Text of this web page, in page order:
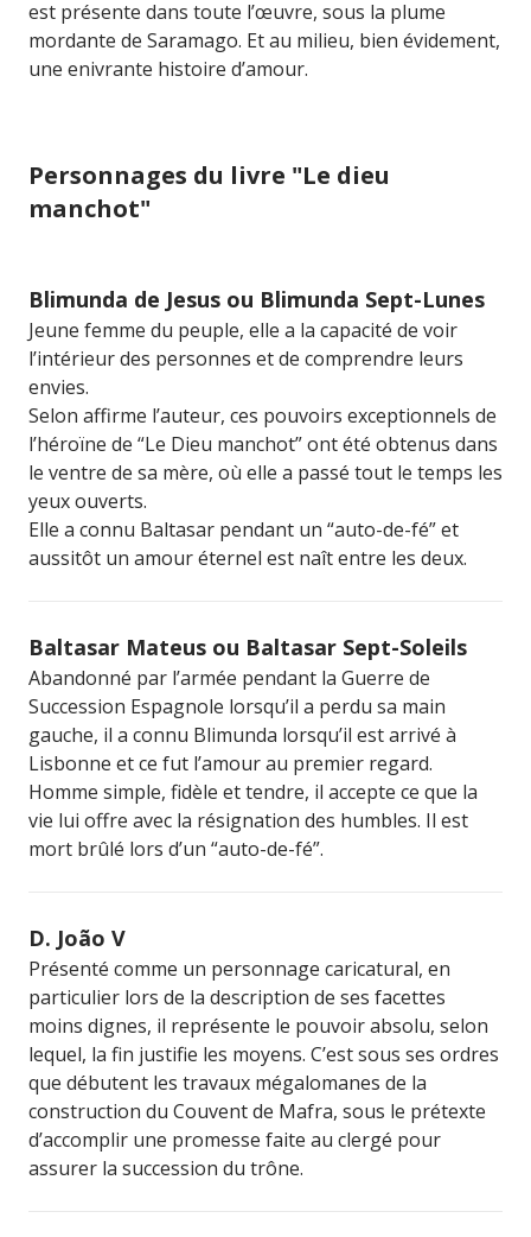
est présente dans toute l’œuvre, sous la plume
mordante de Saramago. Et au milieu, bien évidement,
une enivrante histoire d’amour.
Personnages du livre "Le dieu
manchot"
Blimunda de Jesus ou Blimunda Sept-Lunes
Jeune femme du peuple, elle a la capacité de voir
l’intérieur des personnes et de comprendre leurs
envies.
Selon affirme l’auteur, ces pouvoirs exceptionnels de
l’héroïne de “Le Dieu manchot” ont été obtenus dans
le ventre de sa mère, où elle a passé tout le temps les
yeux ouverts.
Elle a connu Baltasar pendant un “auto-de-fé” et
aussitôt un amour éternel est naît entre les deux.
Baltasar Mateus ou Baltasar Sept-Soleils
Abandonné par l’armée pendant la Guerre de
Succession Espagnole lorsqu’il a perdu sa main
gauche, il a connu Blimunda lorsqu’il est arrivé à
Lisbonne et ce fut l’amour au premier regard.
Homme simple, fidèle et tendre, il accepte ce que la
vie lui offre avec la résignation des humbles. Il est
mort brûlé lors d’un “auto-de-fé”.
D. João V
Présenté comme un personnage caricatural, en
particulier lors de la description de ses facettes
moins dignes, il représente le pouvoir absolu, selon
lequel, la fin justifie les moyens. C’est sous ses ordres
que débutent les travaux mégalomanes de la
construction du Couvent de Mafra, sous le prétexte
d’accomplir une promesse faite au clergé pour
assurer la succession du trône.